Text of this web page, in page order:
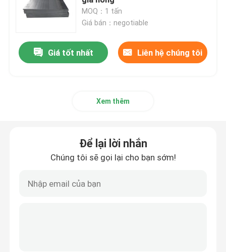
Bảng thép carbon
ống thép carbon ống
thép cuộn mạ kẽm
ống thép mạ kẽm
MOQ：1 tấn
Giá bán：negotiable
Giá tốt nhất Liên hệ chúng tôi
Xem thêm
Để lại lời nhắn
Chúng tôi sẽ gọi lại cho bạn sớm!